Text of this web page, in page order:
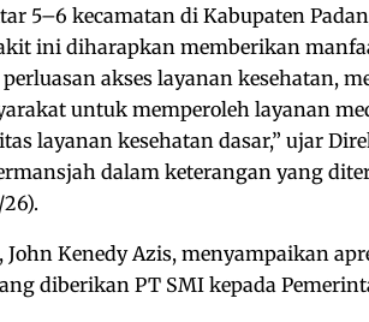
5–6 kecamatan di Kabupaten
ini diharapkan memberikan
akses layanan kesehatan,
untuk memperoleh layanan
layanan kesehatan dasar,” ujar
dalam keterangan yang
Kenedy Azis, menyampaikan
diberikan PT SMI kepada